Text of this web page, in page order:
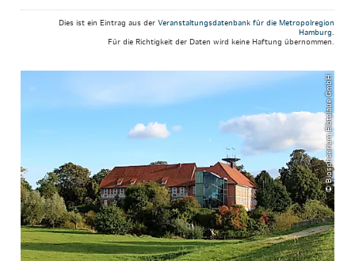
Dies ist ein Eintrag aus der Veranstaltungsdatenbank für die Metropolregion
Hamburg.
Für die Richtigkeit der Daten wird keine Haftung übernommen.
© Biosphaerium Elbtalaue GmbH